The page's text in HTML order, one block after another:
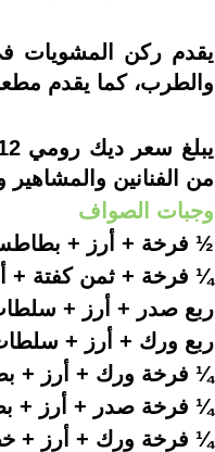
‏يقدم ركن المشويات
والطرب، ‏كما يقدم
من الفنانين والمشاهير
وجبات الصواف
½ فرخة + أرز +
¼ فرخة + ثمن كفتة +
ربع صدر + أرز
ربع ورك + أرز
¼ فرخة ورك + أرز
¼ فرخة صدر + أرز
¼ فرخة ورك + أرز